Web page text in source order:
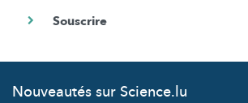
Nouveautés sur Science.lu